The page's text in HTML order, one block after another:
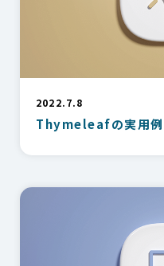
2022.7.8
Thymeleafの実用例